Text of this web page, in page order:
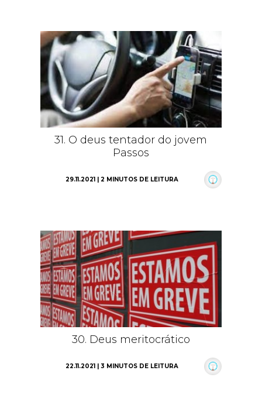
31. O deus tentador do jovem
Passos
29.11.2021 | 2 MINUTOS DE LEITURA
30. Deus meritocrático
22.11.2021 | 3 MINUTOS DE LEITURA